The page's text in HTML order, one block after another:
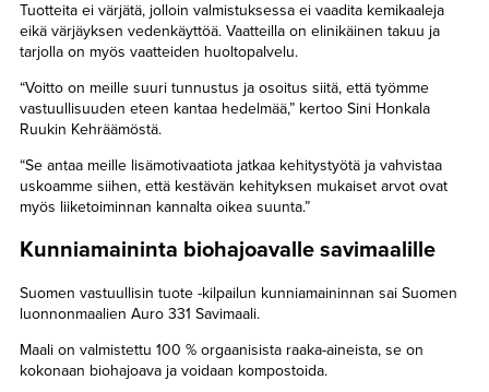
Tuotteita ei värjätä, jolloin valmistuksessa ei vaadita kemikaaleja
eikä värjäyksen vedenkäyttöä. Vaatteilla on elinikäinen takuu ja
tarjolla on myös vaatteiden huoltopalvelu.
“Voitto on meille suuri tunnustus ja osoitus siitä, että työmme
vastuullisuuden eteen kantaa hedelmää,” kertoo Sini Honkala
Ruukin Kehräämöstä.
“Se antaa meille lisämotivaatiota jatkaa kehitystyötä ja vahvistaa
uskoamme siihen, että kestävän kehityksen mukaiset arvot ovat
myös liiketoiminnan kannalta oikea suunta.”
Kunniamaininta biohajoavalle savimaalille
Suomen vastuullisin tuote -kilpailun kunniamaininnan sai Suomen
luonnonmaalien Auro 331 Savimaali.
Maali on valmistettu 100 % orgaanisista raaka-aineista, se on
kokonaan biohajoava ja voidaan kompostoida.